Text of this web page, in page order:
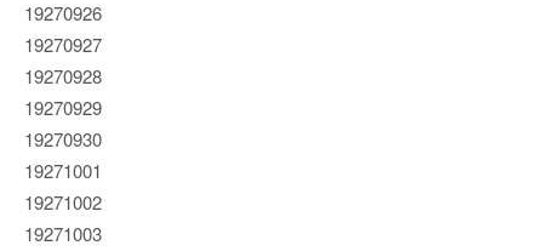
19270926
19270927
19270928
19270929
19270930
19271001
19271002
19271003